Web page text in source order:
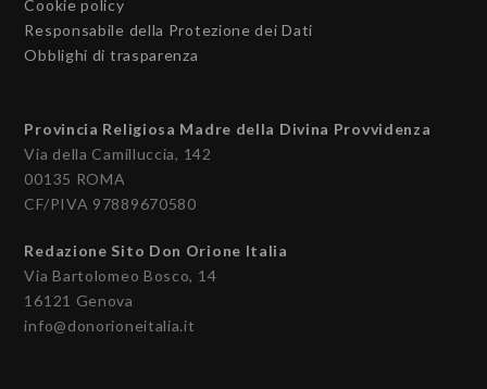
Cookie policy
Responsabile della Protezione dei Dati
Obblighi di trasparenza
Provincia Religiosa Madre della Divina Provvidenza
Via della Camilluccia, 142
00135 ROMA
CF/PIVA 97889670580
Redazione Sito Don Orione Italia
Via Bartolomeo Bosco, 14
16121 Genova
info@donorioneitalia.it